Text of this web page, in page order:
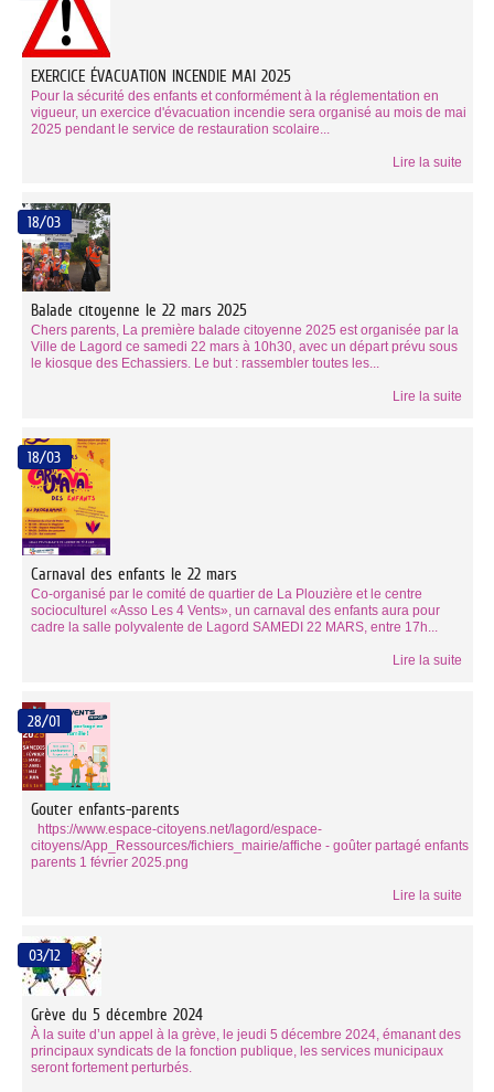
EXERCICE ÉVACUATION INCENDIE MAI 2025
Pour la sécurité des enfants et conformément à la réglementation en
vigueur, un exercice d'évacuation incendie sera organisé au mois de mai
2025 pendant le service de restauration scolaire...
Lire la suite
18/03
Balade citoyenne le 22 mars 2025
Chers parents, La première balade citoyenne 2025 est organisée par la
Ville de Lagord ce samedi 22 mars à 10h30, avec un départ prévu sous
le kiosque des Echassiers. Le but : rassembler toutes les...
Lire la suite
18/03
Carnaval des enfants le 22 mars
Co-organisé par le comité de quartier de La Plouzière et le centre
socioculturel «Asso Les 4 Vents», un carnaval des enfants aura pour
cadre la salle polyvalente de Lagord SAMEDI 22 MARS, entre 17h...
Lire la suite
28/01
Gouter enfants-parents
https://www.espace-citoyens.net/lagord/espace-
citoyens/App_Ressources/fichiers_mairie/affiche - goûter partagé enfants
parents 1 février 2025.png
Lire la suite
03/12
Grève du 5 décembre 2024
À la suite d’un appel à la grève, le jeudi 5 décembre 2024, émanant des
principaux syndicats de la fonction publique, les services municipaux
seront fortement perturbés.